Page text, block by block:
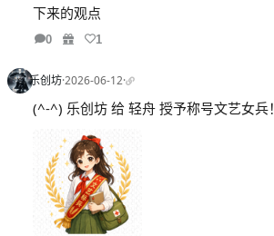
下来的观点
0 1
乐创坊·2026-06-12·
(^-^) 乐创坊 给 轻舟 授予称号文艺女兵！